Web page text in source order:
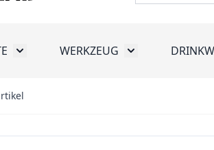
Toggle submenu for Schreibgeräte
WERKZEUG Toggle